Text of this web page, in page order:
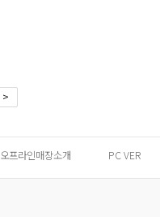
>
오프라인매장소개 PC VER